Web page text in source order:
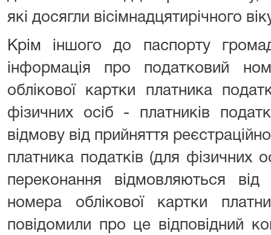
які досягли вісімнадцятирічного
Крім іншого до паспорту
інформація про податковий
облікової картки платника
фізичних осіб - платників
відмову від прийняття
платника податків (для фізичних
переконання відмовляються від
номера облікової картки
повідомили про це відповідний